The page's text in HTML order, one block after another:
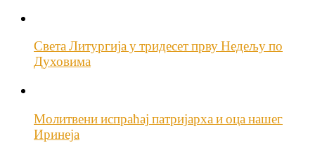
Света Литургија у тридесет прву Недељу по
Духовима
Молитвени испраћај патријарха и оца нашег
Иринеја